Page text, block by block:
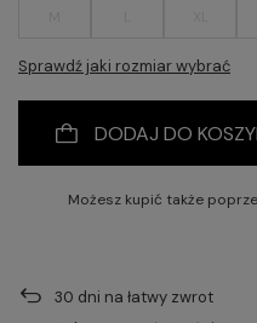
Sprawdź jaki rozmiar wybrać
DODAJ DO
Możesz kupić także
30 dni na łatwy zwrot